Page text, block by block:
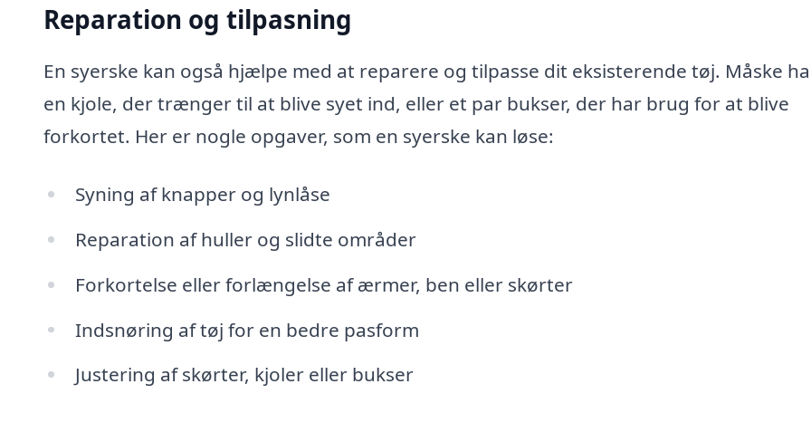
Reparation og tilpasning
En syerske kan også hjælpe med at reparere og tilpasse dit eksisterende tøj. Måske
en kjole, der trænger til at blive syet ind, eller et par bukser, der har brug for at blive
forkortet. Her er nogle opgaver, som en syerske kan løse:
Syning af knapper og lynlåse
Reparation af huller og slidte områder
Forkortelse eller forlængelse af ærmer, ben eller skørter
Indsnøring af tøj for en bedre pasform
Justering af skørter, kjoler eller bukser